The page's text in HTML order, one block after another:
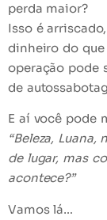
perda maior?
Isso éarriscado
dinheiro do que
operação pode
de
E aí você pode
“Beleza,
de lugar, mas
acontece?”
Vamos lá…